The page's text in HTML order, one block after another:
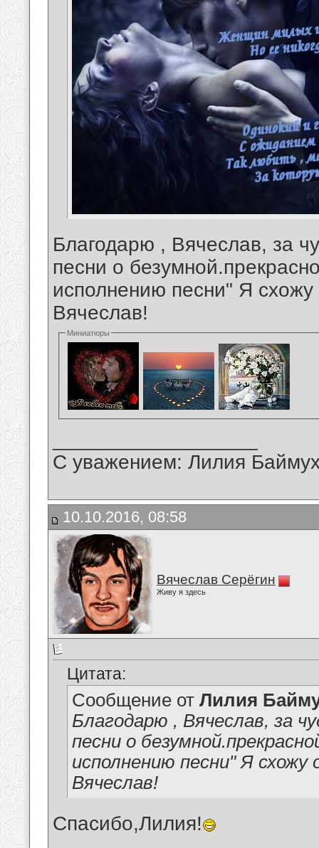
Благодарю , Вячеслав, за
песни о
исполнению песни" Я
Вячеслав!
Миниатюры
С уважением: Лилия
10.10.2016, 08:58
Вячеслав Серёгин
Живу я здесь
Цитата:
Сообщение от Лилия
Благодарю , Вячеслав, за
песни о
исполнению песни" Я
Вячеслав!
Спасибо,Лилия!